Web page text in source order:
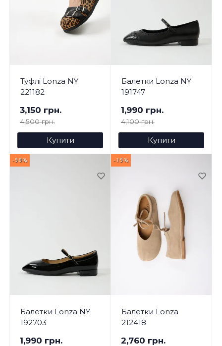
Туфлі Lonza NY
221182
3,150 грн.
4,500 грн.
Купити
Балетки Lonza NY
191747
1,990 грн.
4,100 грн.
Купити
-50%
Балетки Lonza NY
192703
1,990 грн.
-15%
Балетки Lonza
212418
2,760 грн.